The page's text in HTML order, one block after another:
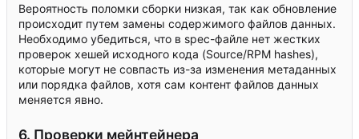
Вероятность поломки сборки низкая, так как обновление
происходит путем замены содержимого файлов данных.
Необходимо убедиться, что в spec-файле нет жестких
проверок хешей исходного кода (Source/RPM hashes),
которые могут не совпасть из-за изменения метаданных
или порядка файлов, хотя сам контент файлов данных
меняется явно.
6. Проверки мейнтейнера